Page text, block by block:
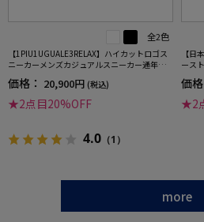
全2色
【1PIU1UGUALE3RELAX】ハイカットロゴス
ニーカーメンズカジュアルスニーカー通年
価格： 20,900円 (税込)
★2点目20%OFF
4.0 （1）
【日
ース
価格
★2
more